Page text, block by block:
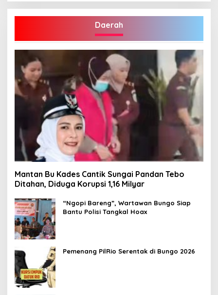
Daerah
Mantan Bu Kades Cantik Sungai Pandan Tebo
Ditahan, Diduga Korupsi 1,16 Milyar
“Ngopi Bareng”, Wartawan Bungo Siap
Bantu Polisi Tangkal Hoax
Pemenang PilRio Serentak di Bungo 2026